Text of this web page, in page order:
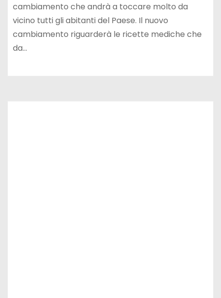
cambiamento che andrà a toccare molto da
vicino tutti gli abitanti del Paese. Il nuovo
cambiamento riguarderà le ricette mediche che
da…